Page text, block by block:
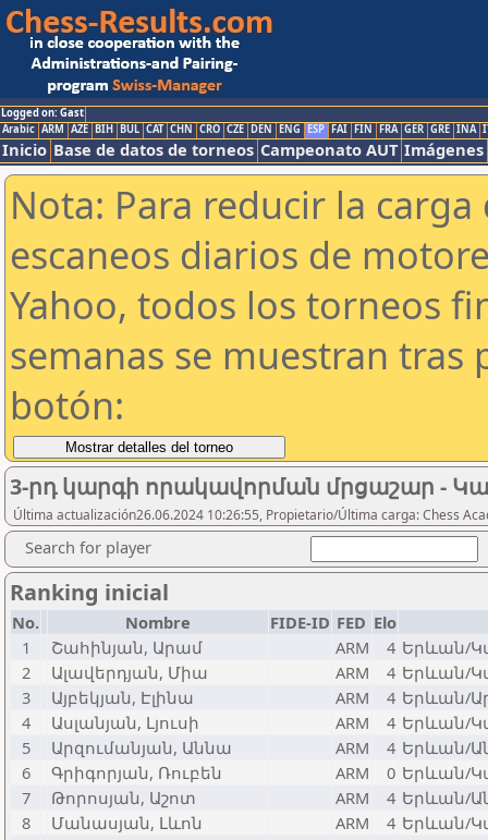
Logged on: Gast
Arabic ARM AZE BIH BUL CAT CHN CRO CZE DEN ENG ESP FAI FIN FRA GER GRE INA
Inicio Base de datos de torneos Campeonato AUT Imágenes
Nota: Para reducir la
escaneos diarios de
Yahoo, todos los torneos
semanas se muestran tras
botón:
3-րդ կարգի որակավորման մրցաշար -
Última actualización26.06.2024 10:26:55, Propietario/Última carga: Chess
Search for player
Ranking inicial
No. Nombre FIDE-ID FED Elo
1
Շահինյան, Արամ ARM 4 Երևան/
2
Ալավերդյան, Միա ARM 4 Երևան/
3
Այբեկյան, Էլինա ARM 4 Երևան/
4
Ասլանյան, Լյուսի ARM 4 Երևան/
5
Արզումանյան, Աննա ARM 4 Երևան/
6
Գրիգորյան, Ռուբեն ARM 0 Երևան/
7
Թորոսյան, Աշոտ ARM 4 Երևան/
8
Մանասյան, Լևոն ARM 4 Երևան/